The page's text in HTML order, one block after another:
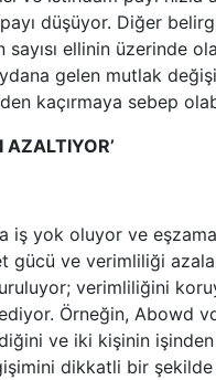
düşüyor. Diğer
sayısı ellinin üzerinde
gelen mutlak
kaçırmaya sebep
AZALTIYOR’
iş yok oluyor ve
gücü ve verimliliği
verimliliğini
Örneğin, Abowd
ve iki kişinin işinden
dikkatli bir